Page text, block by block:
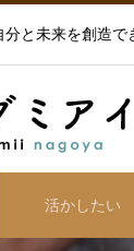
と未来を創造で
活かしたい